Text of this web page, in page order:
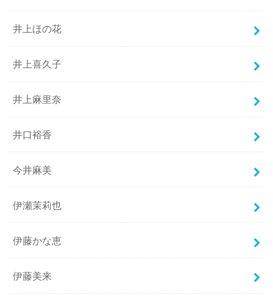
井上ほの花
井上喜久子
井上麻里奈
井口裕香
今井麻美
伊瀬茉莉也
伊藤かな恵
伊藤美来